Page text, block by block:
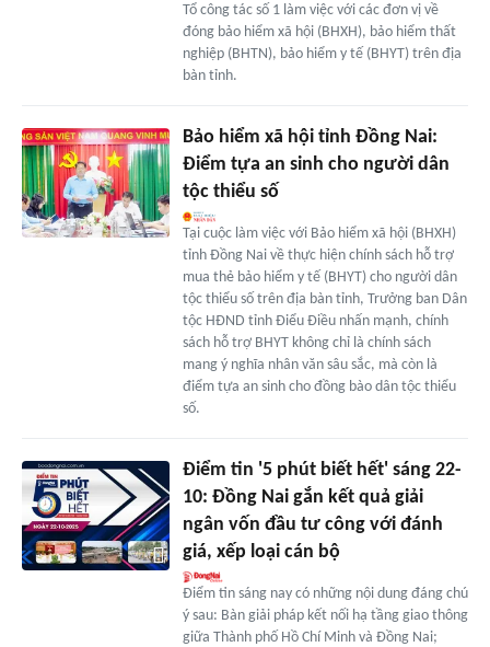
Tổ công tác số 1 làm việc với các đơn vị về
đóng bảo hiểm xã hội (BHXH), bảo hiểm thất
nghiệp (BHTN), bảo hiểm y tế (BHYT) trên địa
bàn tỉnh.
Bảo hiểm xã hội tỉnh Đồng Nai:
Điểm tựa an sinh cho người dân
tộc thiểu số
Tại cuộc làm việc với Bảo hiểm xã hội (BHXH)
tỉnh Đồng Nai về thực hiện chính sách hỗ trợ
mua thẻ bảo hiểm y tế (BHYT) cho người dân
tộc thiểu số trên địa bàn tỉnh, Trưởng ban Dân
tộc HĐND tỉnh Điểu Điều nhấn mạnh, chính
sách hỗ trợ BHYT không chỉ là chính sách
mang ý nghĩa nhân văn sâu sắc, mà còn là
điểm tựa an sinh cho đồng bào dân tộc thiểu
số.
Điểm tin '5 phút biết hết' sáng 22-
10: Đồng Nai gắn kết quả giải
ngân vốn đầu tư công với đánh
giá, xếp loại cán bộ
Điểm tin sáng nay có những nội dung đáng chú
ý sau: Bàn giải pháp kết nối hạ tầng giao thông
giữa Thành phố Hồ Chí Minh và Đồng Nai;